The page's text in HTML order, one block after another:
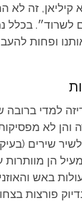
זה לא
לשרוד״. בכלל
ופחות
למדי ברובה
והן לא
שירים
הן
באש
פורצות